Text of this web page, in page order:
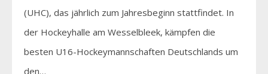
(UHC), das jährlich zum Jahresbeginn stattfindet. In
der Hockeyhalle am Wesselbleek, kämpfen die
besten U16-Hockeymannschaften Deutschlands um
den…